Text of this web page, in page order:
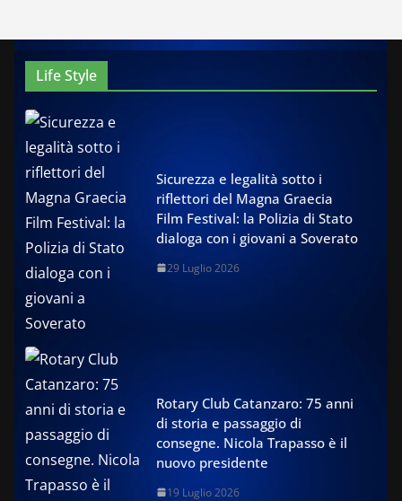
Life Style
Sicurezza e legalità sotto i
riflettori del Magna Graecia
Film Festival: la Polizia di Stato
dialoga con i giovani a Soverato
29 Luglio 2026
Rotary Club Catanzaro: 75 anni
di storia e passaggio di
consegne. Nicola Trapasso è il
nuovo presidente
19 Luglio 2026